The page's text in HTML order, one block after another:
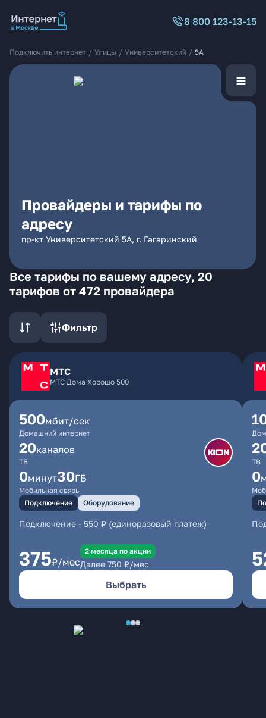
8 800 123-13-15
Подключить интернет / Улицы / Университетский / 5А
Провайдеры и тарифы по
адресу
пр-кт Университетский 5А, г. Гагаринский
Все тарифы по вашему адресу, 20
тарифов от 472 провайдера
Фильтр
МТС
МТС Дома Хорошо 500
500мбит/сек
Домашний интернет
20каналов
ТВ
0минут30ГБ
Мобильная связь
Подключение
Оборудование
Подключение - 550 ₽ (единоразовый платеж)
375₽/мес
2 месяцa по акции
Далее 750 ₽/мес
Выбрать
ТВ
0